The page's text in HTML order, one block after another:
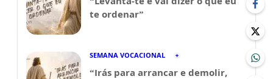
te ordenar”
SEMANA VOCACIONAL
“Irás para arrancar e demolir,